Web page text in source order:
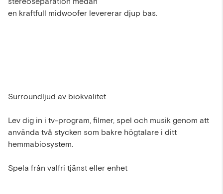
en kraftfull midwoofer levererar djup bas.
Surroundljud av biokvalitet
Lev dig in i tv-program, filmer, spel och musik genom att
använda två stycken som bakre högtalare i ditt
hemmabiosystem.
Spela från valfri tjänst eller enhet